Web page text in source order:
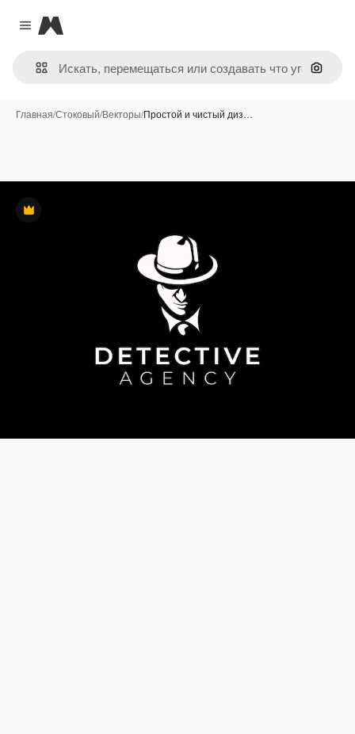
Close menu
Magnific
Поиск
Главная/Стоковый/Векторы/Простой и чистый диз…
Премиум